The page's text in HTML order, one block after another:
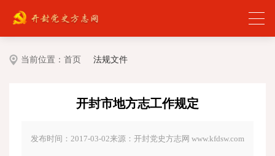
当前位置： 首页 法规文件
开封市地方志工作规定
发布时间：2017-03-02来源：开封党史方志网 www.kfdsw.com